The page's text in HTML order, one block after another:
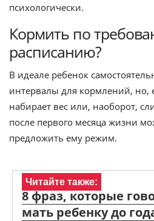
психологически.
Кормить по
расписанию?
В идеале ребенок
интервалы для кормлений,
набирает вес или, наоборот,
после первого месяца жизни
предложить ему режим.
Читайте также:
8 фраз, которые
мать ребенку до